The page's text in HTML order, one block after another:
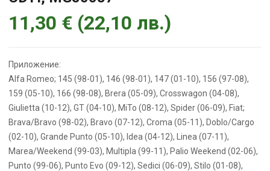
11,30 € (22,10 лв.)
Приложение:
Alfa Romeo; 145 (98-01), 146 (98-01), 147 (01-10), 156 (97-08),
159 (05-10), 166 (98-08), Brera (05-09), Crosswagon (04-08),
Giulietta (10-12), GT (04-10), MiTo (08-12), Spider (06-09), Fiat;
Brava/Bravo (98-02), Bravo (07-12), Croma (05-11), Doblo/Cargo
(02-10), Grande Punto (05-10), Idea (04-12), Linea (07-11),
Marea/Weekend (99-03), Multipla (99-11), Palio Weekend (02-06),
Punto (99-06), Punto Evo (09-12), Sedici (06-09), Stilo (01-08),